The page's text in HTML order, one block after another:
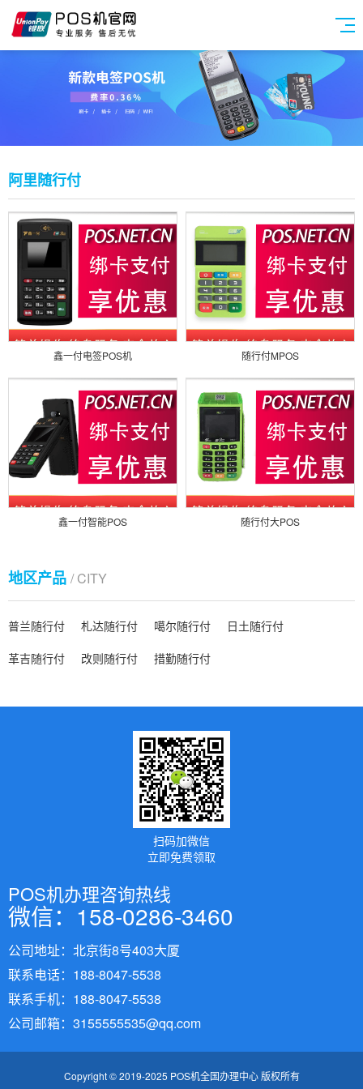
阿里随行付
鑫一付电签POS机 随行付MPOS
鑫一付智能POS 随行付大POS
地区产品 / CITY
普兰随行付 札达随行付 噶尔随行付
日土随行付
革吉随行付
改则随行付 措勤随行付
扫码加微信
立即免费领取
POS机办理咨询热线
微信：158-0286-3460
公司地址：北京街8号403大厦
联系电话：188-8047-5538
联系手机：188-8047-5538
公司邮箱：3155555535@qq.com
Copyright © 2019-2025 POS机全国办理中心 版权所有